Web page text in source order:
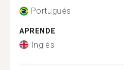
Portugués
APRENDE
Inglés